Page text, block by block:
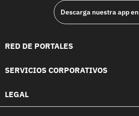
Descarga nuestra app en
RED DE PORTALES
SERVICIOS CORPORATIVOS
LEGAL